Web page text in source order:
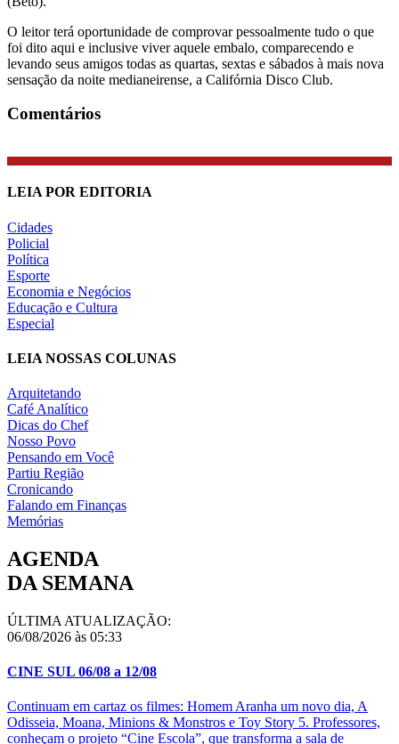
O leitor terá oportunidade de comprovar pessoalmente tudo o que
foi dito aqui e inclusive viver aquele embalo, comparecendo e
levando seus amigos todas as quartas, sextas e sábados à mais nova
sensação da noite medianeirense, a Califórnia Disco Club.
Comentários
LEIA POR EDITORIA
Cidades
Policial
Política
Esporte
Economia e Negócios
Educação e Cultura
Especial
LEIA NOSSAS COLUNAS
Arquitetando
Café Analítico
Dicas do Chef
Nosso Povo
Pensando em Você
Partiu Região
Cronicando
Falando em Finanças
Memórias
AGENDA
DA SEMANA
ÚLTIMA ATUALIZAÇÃO:
06/08/2026 às 05:33
CINE SUL 06/08 a 12/08
Continuam em cartaz os filmes: Homem Aranha um novo dia, A
Odisseia, Moana, Minions & Monstros e Toy Story 5. Professores,
conheçam o projeto “Cine Escola”, que transforma a sala de